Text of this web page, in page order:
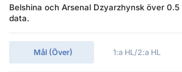
Belshina och Arsenal Dzyarzhynsk över
data.
Mål (Över) 1:a HL/2:a HL